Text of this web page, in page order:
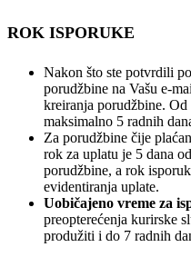
ROK ISPORUKE
Nakon što ste potvrdili
porudžbine na Vašu e-
kreiranja porudžbine.
maksimalno 5 radnih
Za porudžbine čije
rok za uplatu je 5 dana
porudžbine, a rok
evidentiranja uplate.
Uobičajeno vreme za
preopterećenja kurirske
produžiti i do 7 radnih